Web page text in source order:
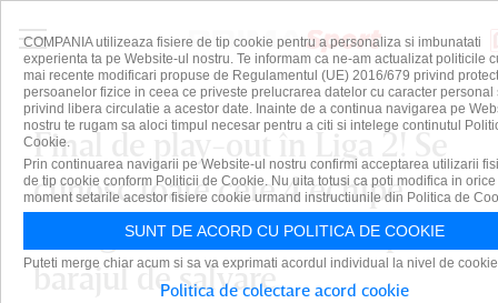
Final de play-out în Liga 2! Se
cunosc toate cele 4 echipe
retrogradate + Cine va disputa
barajul de salvare
COMPANIA utilizeaza fisiere de tip cookie pentru a personaliza si imbunatati
experienta ta pe Website-ul nostru. Te informam ca ne-am actualizat politicile
mai recente modificari propuse de Regulamentul (UE) 2016/679 privind
persoanelor fizice in ceea ce priveste prelucrarea datelor cu caracter personal
privind libera circulatie a acestor date. Inainte de a continua navigarea pe
nostru te rugam sa aloci timpul necesar pentru a citi si intelege continutul
Cookie.
Prin continuarea navigarii pe Website-ul nostru confirmi acceptarea utilizarii
de tip cookie conform Politicii de Cookie. Nu uita totusi ca poti modifica in orice
moment setarile acestor fisiere cookie urmand instructiunile din Politica de
SUNT DE ACORD CU POLITICA DE COOKIE
Puteti merge chiar acum si sa va exprimati acordul individual la nivel de
Politica de colectare acord cookie